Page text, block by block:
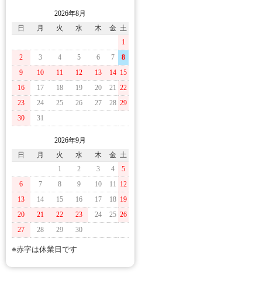
2026年8月
日
月 火 水 木 金 土
1
2
3 4 5 6 7
8
9
10 11 12 13 14 15
16
17 18 19 20 21 22
23
24 25 26 27 28 29
30
31
2026年9月
日
月 火 水 木 金 土
1
2 3 4
5
6
7 8 9 10 11 12
13
14 15 16 17 18 19
20
21 22 23 24 25 26
27
28 29 30
※赤字は休業日です